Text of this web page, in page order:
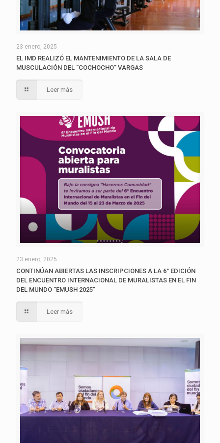
23 enero, 2025
EL IMD REALIZÓ EL MANTENIMIENTO DE LA SALA DE
MUSCULACIÓN DEL “COCHOCHO” VARGAS
Leer más
23 enero, 2025
CONTINÚAN ABIERTAS LAS INSCRIPCIONES A LA 6° EDICIÓN
DEL ENCUENTRO INTERNACIONAL DE MURALISTAS EN EL FIN
DEL MUNDO “EMUSH 2025”
Leer más